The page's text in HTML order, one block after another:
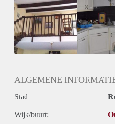
ALGEMENE
Stad
Wijk/buurt: